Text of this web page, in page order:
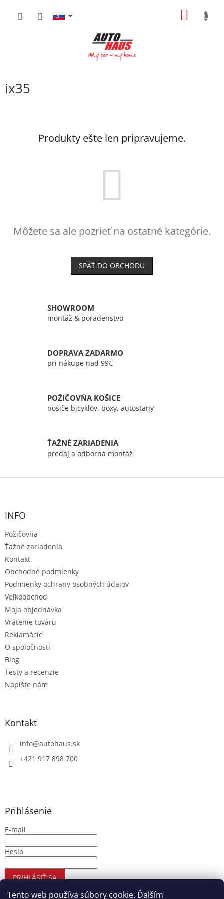
Tento web používa súbory cookie. Ďalším
ix35
Produkty ešte len pripravujeme.
Môžete sa ale pozrieť na ostatné kategórie.
SPÄŤ DO OBCHODU
SHOWROOM
montáž & poradenstvo
DOPRAVA ZADARMO
pri nákupe nad 99€
POŽIČOVŃA KOŠICE
nosiče bicyklov, boxy, autostany
ŤAŽNÉ ZARIADENIA
predaj a odborná montáž
Z
INFO
Požičovňa
Ťažné zariadenia
Kontakt
Obchodné podmienky
Podmienky ochrany osobných údajov
Veľkoobchod
Moja objednávka
Vrátenie tovaru
Reklamácie
O spoločnosti
Blog
Testy a recenzie
Napíšte nám
Kontakt
info@autohaus.sk
+421 917 898 700
Prihlásenie
E-mail
Heslo
PRIHLÁSIŤ SA
Nová registrácia Zabudnuté heslo